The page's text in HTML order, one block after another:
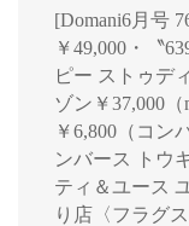
[Domani6月号
￥49,000・〝
ピー ストゥデ
ゾン￥37,000
￥6,800（コン
ンバース トウ
ティ＆ユース
り店〈フラグ